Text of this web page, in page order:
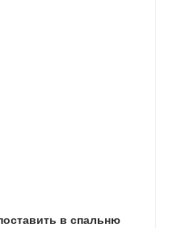
в спальню